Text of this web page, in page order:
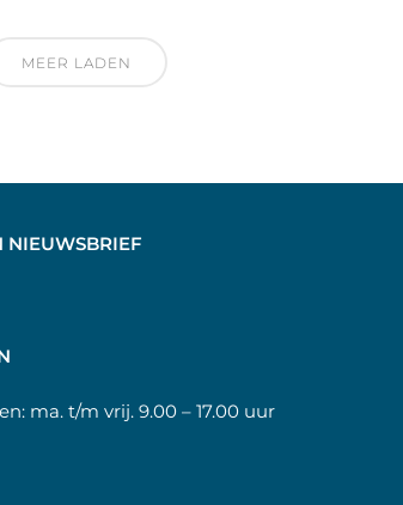
MEER LADEN
NIEUWSBRIEF
ma. t/m vrij. 9.00 – 17.00 uur